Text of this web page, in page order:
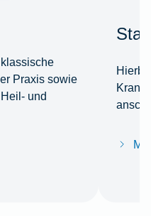
Praxis sowie
und